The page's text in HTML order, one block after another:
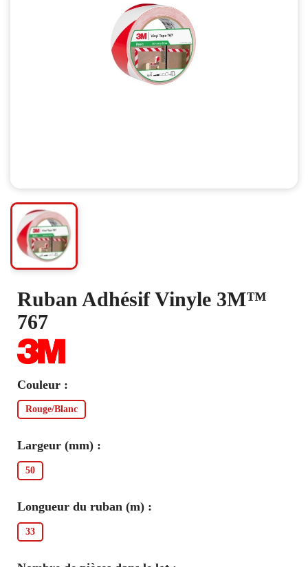
Ruban Adhésif Vinyle 3M™
767
Couleur :
Rouge/Blanc
Largeur (mm) :
50
Longueur du ruban (m) :
33